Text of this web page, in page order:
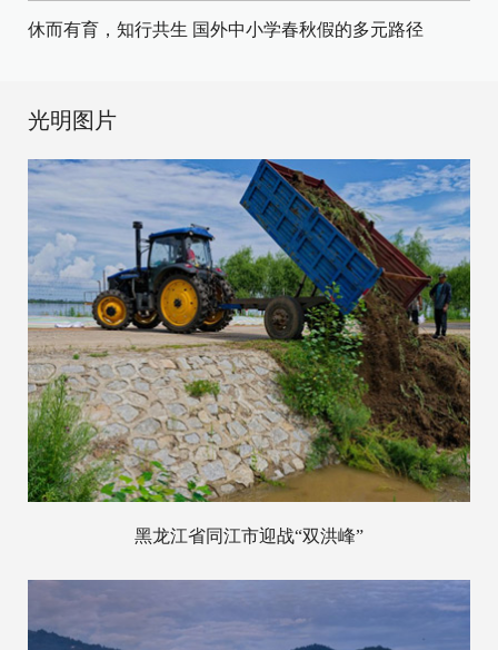
休而有育，知行共生 国外中小学春秋假的多元路径
光明图片
黑龙江省同江市迎战“双洪峰”